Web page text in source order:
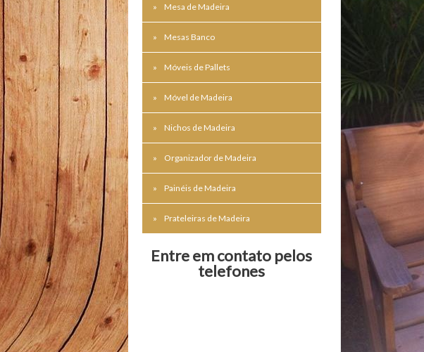
Mesa de Madeira
Mesas Banco
Móveis de Pallets
Móvel de Madeira
Nichos de Madeira
Organizador de Madeira
Painéis de Madeira
Prateleiras de Madeira
Entre em contato pelos
telefones